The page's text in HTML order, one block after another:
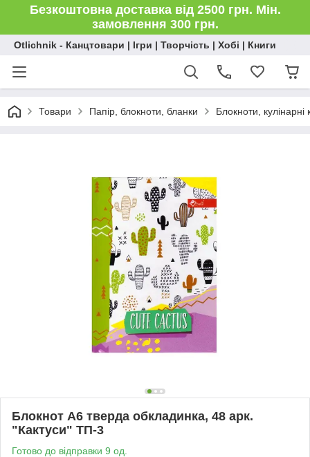
Безкоштовна доставка від 2500 грн. Мін.
замовлення 300 грн.
Otlichnik - Канцтовари | Ігри | Творчість | Хобі | Книги
Товари Папір, блокноти, бланки Блокноти, кулінарні
Блокнот А6 тверда обкладинка, 48 арк.
"Кактуси" ТП-3
Готово до відправки 9 од.